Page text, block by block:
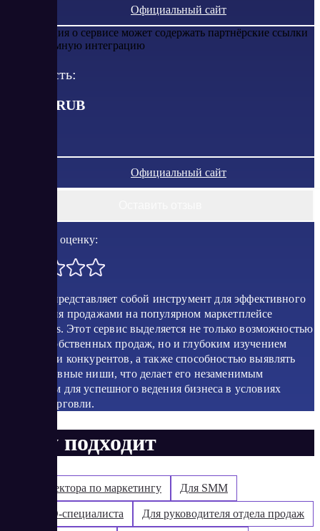
Официальный сайт
Информация о сервисе может содержать партнёрские ссылки
или рекламную интеграцию
Стоимость:
RUB
Официальный сайт
Поставить оценку:
LikeStats представляет собой инструмент для эффективного
управления продажами на популярном маркетплейсе
WildBerries. Этот сервис выделяется не только возможностью
анализа собственных продаж, но и глубоким изучением
активности конкурентов, а также способностью выявлять
перспективные ниши, что делает его незаменимым
союзником для успешного ведения бизнеса в условиях
онлайн-торговли.
Кому подходит
Для директора по маркетингу Для SMM
Для SEO-специалиста Для руководителя отдела продаж